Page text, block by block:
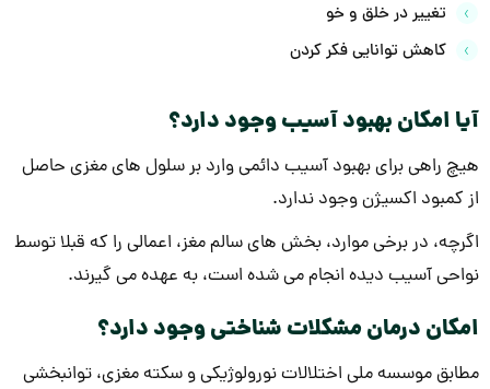
تغییر در خلق و خو
کاهش توانایی فکر کردن
آیا امکان بهبود آسیب وجود دارد؟
هیچ راهی برای بهبود آسیب دائمی وارد بر سلول های مغزی حاصل
از کمبود اکسیژن وجود ندارد.
اگرچه، در برخی موارد، بخش های سالم مغز، اعمالی را که قبلا توسط
نواحی آسیب دیده انجام می شده است، به عهده می گیرند.
امکان درمان مشکلات شناختی وجود دارد؟
مطابق موسسه ملی اختلالات نورولوژیکی و سکته مغزی، توانبخشی